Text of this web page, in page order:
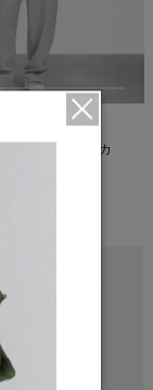
チェルシー パーカ
in）